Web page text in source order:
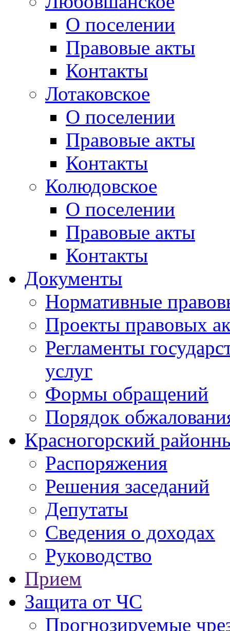
О поселении
Правовые акты
Контакты
Лотаковское
О поселении
Правовые акты
Контакты
Колюдовское
О поселении
Правовые акты
Контакты
Документы
Нормативные
Проекты правовых
Регламенты
услуг
Формы обращений
Порядок
Красногорский
Распоряжения
Решения заседаний
Депутаты
Сведения о доходах
Руководство
Прием
Защита от ЧС
Прогнозируемые